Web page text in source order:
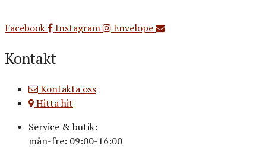
Facebook
Instagram Envelope
Kontakt
Kontakta oss
Hitta hit
Service & butik:
mån-fre: 09:00-16:00